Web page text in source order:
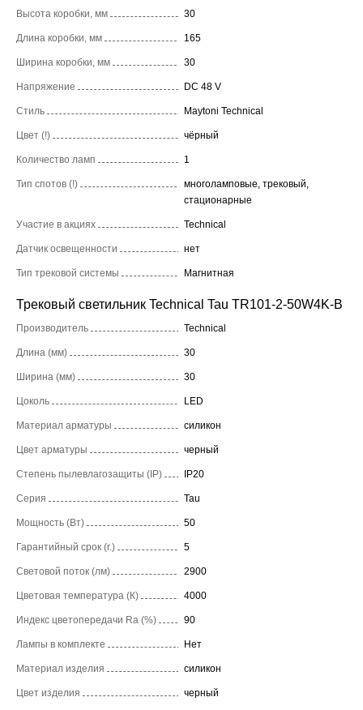
Высота коробки, мм 30
Длина коробки, мм 165
Ширина коробки, мм 30
Напряжение DC 48 V
Стиль Maytoni Technical
Цвет (!) чёрный
Количество ламп 1
Тип спотов (!)
многоламповые, трековый,
стационарные
Участие в акциях Technical
Датчик освещенности нет
Тип трековой системы Магнитная
Трековый светильник Technical Tau TR101-2-50W4K-B
Производитель Technical
Длина (мм) 30
Ширина (мм) 30
Цоколь LED
Материал арматуры силикон
Цвет арматуры черный
Степень пылевлагозащиты (IP) IP20
Серия Tau
Мощность (Вт) 50
Гарантийный срок (г.) 5
Световой поток (лм) 2900
Цветовая температура (К) 4000
Индекс цветопередачи Ra (%) 90
Лампы в комплекте Нет
Материал изделия силикон
Цвет изделия черный